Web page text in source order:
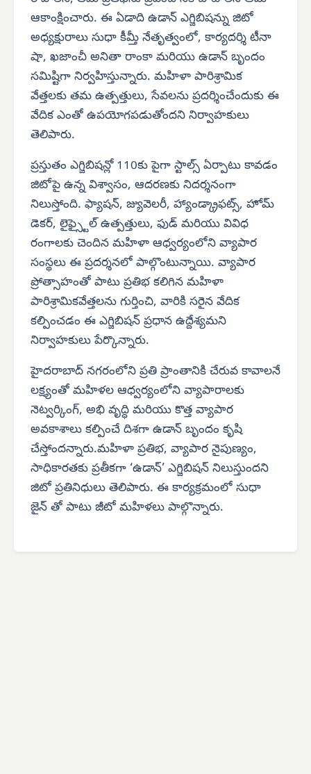
ఆకాంక్షించారు. ఈ ఏడాది ఉడాన్ ఎగ్జిబిషన్ను జిటో
అధ్యక్షురాలు సుధా కీమ్తీ నేతృత్వంలో, కార్యదర్శి టీనా
షా, ఖజాంచీ అనితా రాంకా మరియు ఉడాన్ బృందం
సమిష్టిగా నిర్వహిస్తున్నారు. మహిళా పారిశ్రామిక
వేత్తలకు తమ ఉత్పత్తులు, సేవలను ప్రదర్శించేందుకు ఈ
వేదిక ఎంతో ఉపయోగపడుతోందని నిర్వాహకులు
తెలిపారు.
ప్రస్తుతం ఎగ్జిబిషన్లో 110కు పైగా స్టాల్స్ ఏర్పాటు కావడం
జిటోపై ఉన్న విశ్వాసం, ఆదరణకు నిదర్శనంగా
నిలుస్తోంది. ఫ్యాషన్, జ్యువెలరీ, హ్యాండ్క్రాఫట్స్, హోమ్
డెకర్, లైఫ్స్టైల్ ఉత్పత్తులు, ఫుడ్ మరియు వివిధ
రంగాలకు చెందిన మహిళా ఆధ్వర్యంలోని వ్యాపార
సంస్థలు ఈ ప్రదర్శనలో పాల్గొంటున్నాయి. వ్యాపార
ప్రోత్సాహంతో పాటు ప్రతిభ కలిగిన మహిళా
పారిశ్రామికవేత్తలను గుర్తించి, వారికి సరైన వేదిక
కల్పించడం ఈ ఎగ్జిబిషన్ ప్రధాన ఉద్దేశ్యమని
నిర్వాహకులు పేర్కొన్నారు.
హైదరాబాద్ నగరంలోని ప్రతి ప్రాంతానికి చేరువ కావాలనే
లక్ష్యంతో మహిళల ఆధ్వర్యంలోని వ్యాపారాలకు
నెట్వర్కింగ్, అభి వృద్ధి మరియు కొత్త వ్యాపార
అవకాశాలు కల్పించే దిశగా ఉడాన్ బృందం కృషి
చేస్తోందన్నారు.మహిళా ప్రతిభ, వ్యాపార నైపుణ్యం,
సాధికారతకు ప్రతీకగా ‘ఉడాన్’ ఎగ్జిబిషన్ నిలుస్తుందని
జిటో ప్రతినిధులు తెలిపారు. ఈ కార్యక్రమంలో సుధా
జైన్ తో పాటు జీటో మహిళలు పాల్గొన్నారు.